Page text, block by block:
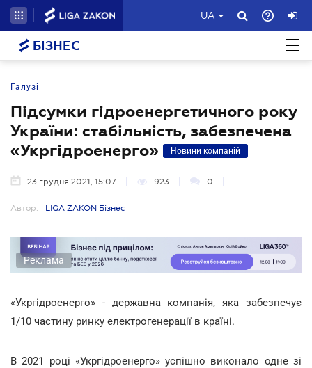
UA
БІЗНЕС
Галузі
Підсумки гідроенергетичного року
України: стабільність, забезпечена
«Укргідроенерго»
Новини компаній
23 грудня 2021, 15:07 923 0
Автор: LIGA ZAKON Бізнес
Реклама
«Укргідроенерго» - державна компанія, яка забезпечує
1/10 частину ринку електрогенерації в країні.
В 2021 році «Укргідроенерго» успішно виконало одне зі